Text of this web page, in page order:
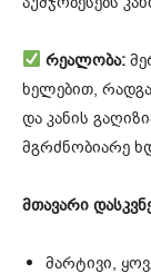
რეალობა:
ხელებით,
და კანის
მგრძნობიარე
მთავარი
მარტივი,